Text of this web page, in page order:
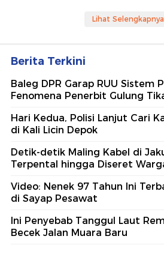
Lihat Selengkapnya
Berita Terkini
Baleg DPR Garap RUU Sistem
Fenomena Penerbit Gulung
Hari Kedua, Polisi Lanjut Cari
di Kali Licin Depok
Detik-detik Maling Kabel di
Terpental hingga Diseret
Video: Nenek 97 Tahun Ini
di Sayap Pesawat
Ini Penyebab Tanggul Laut
Becek Jalan Muara Baru